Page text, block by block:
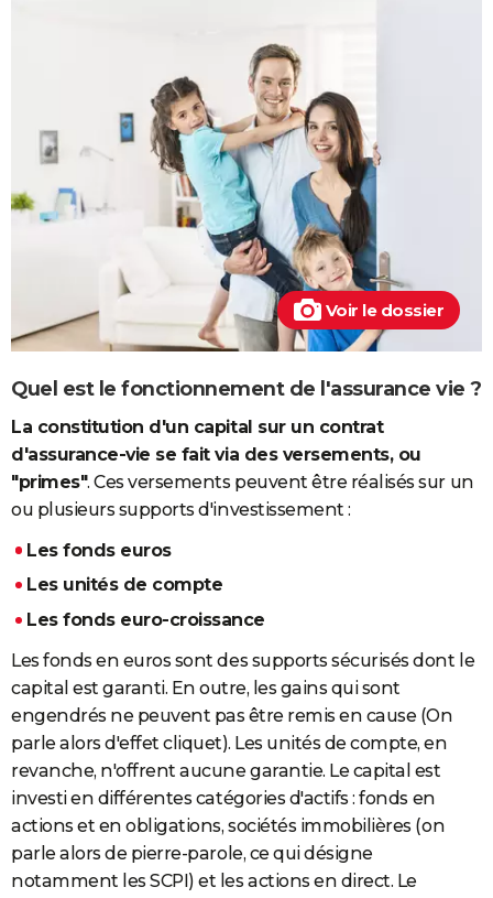
Voir le dossier
Quel est le fonctionnement de l'assurance vie ?
La constitution d'un capital sur un contrat
d'assurance-vie se fait via des versements, ou
"primes". Ces versements peuvent être réalisés sur un
ou plusieurs supports d'investissement :
Les fonds euros
Les unités de compte
Les fonds euro-croissance
Les fonds en euros sont des supports sécurisés dont le
capital est garanti. En outre, les gains qui sont
engendrés ne peuvent pas être remis en cause (On
parle alors d'effet cliquet). Les unités de compte, en
revanche, n'offrent aucune garantie. Le capital est
investi en différentes catégories d'actifs : fonds en
actions et en obligations, sociétés immobilières (on
parle alors de pierre-parole, ce qui désigne
notamment les SCPI) et les actions en direct. Le